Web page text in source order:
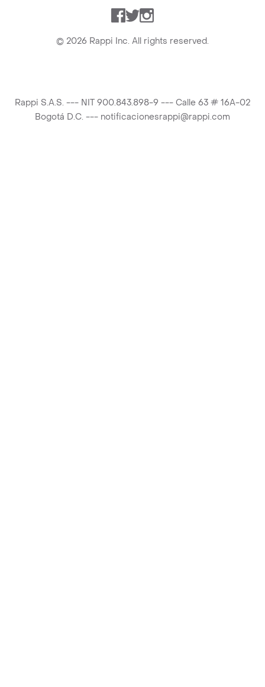
Facebook
TwitterInstagram
© 2026 Rappi Inc. All rights reserved.
Rappi S.A.S. --- NIT 900.843.898-9 --- Calle 63 # 16A-02
Bogotá D.C. --- notificacionesrappi@rappi.com